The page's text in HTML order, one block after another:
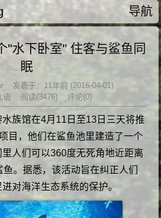
导航
"水下卧室" 住客与鲨鱼同
眠
发表于：11年前 (2016-04-01)
语 阅读(3476) 评论(0)
族馆在4月11日至13日三天将推
目，他们在鲨鱼池里建造了一个
人们可以360度无死角地近距离
。据悉，该活动旨在纠正人们
对海洋生态系统的保护。